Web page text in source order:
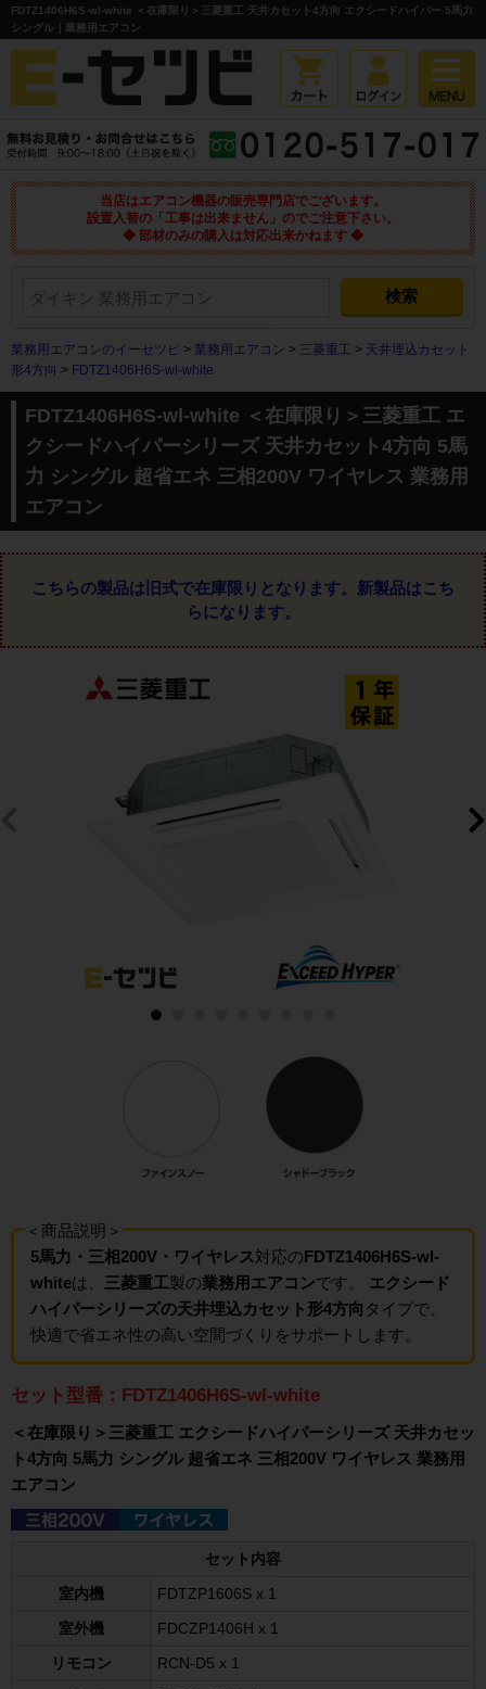
FDTZ1406H6S-wl-white ＜在庫限り＞三菱重工 天井カセット4方向 エクシードハイパー 5馬力
シングル｜業務用エアコン
当店はエアコン機器の販売専門店でございます。
設置入替の「工事は出来ません」のでご注意下さい。
◆ 部材のみの購入は対応出来かねます ◆
業務用エアコンのイーセツビ > 業務用エアコン > 三菱重工 > 天井埋込カセット
形4方向 > FDTZ1406H6S-wl-white
FDTZ1406H6S-wl-white ＜在庫限り＞三菱重工 エ
クシードハイパーシリーズ 天井カセット4方向 5馬
力 シングル 超省エネ 三相200V ワイヤレス 業務用
エアコン
こちらの製品は旧式で在庫限りとなります。 新製品はこち
らになります。
＜商品説明＞
5馬力・三相200V・ワイヤレス対応のFDTZ1406H6S-wl-
whiteは、 三菱重工製の業務用エアコンです。 エクシード
ハイパーシリーズの天井埋込カセット形4方向 タイプで、
快適で省エネ性の高い空間づくりをサポートします。
セット型番：FDTZ1406H6S-wl-white
＜在庫限り＞三菱重工 エクシードハイパーシリーズ 天井カセッ
ト4方向 5馬力 シングル 超省エネ 三相200V ワイヤレス 業務用
エアコン
セット内容
室内機 FDTZP1606S x 1
室外機 FDCZP1406H x 1
リモコン RCN-D5 x 1